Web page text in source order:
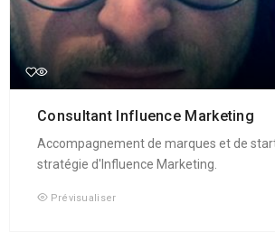
Consultant Influence Marketing
Accompagnement de marques et de
stratégie d'Influence Marketing.
Prévisualiser